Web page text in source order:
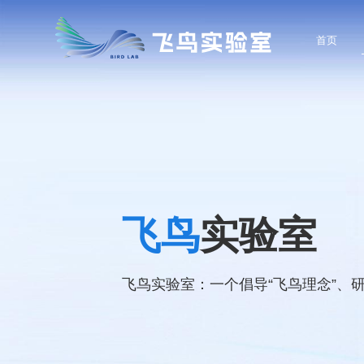
首页
飞鸟实验室
飞鸟实验室：一个倡导“飞鸟理念”、